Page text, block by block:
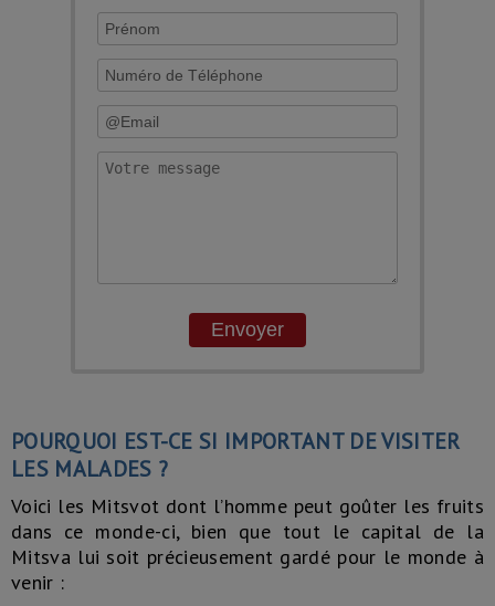
Envoyer
POURQUOI EST-CE SI IMPORTANT DE VISITER
LES MALADES ?
Voici les Mitsvot dont l’homme peut goûter les fruits
dans ce monde-ci, bien que tout le capital de la
Mitsva lui soit précieusement gardé pour le monde à
venir :